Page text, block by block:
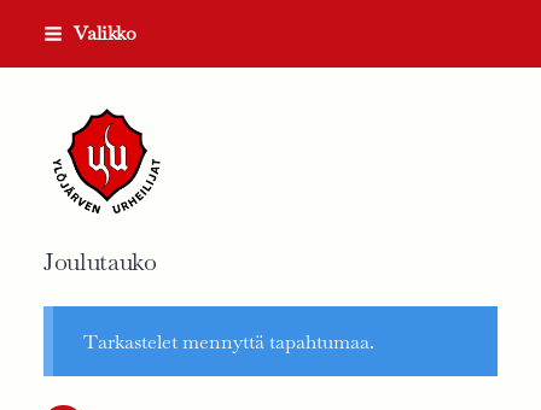
Siirry
sivun
sisältöön
Valikko
Ylöjärven Urheilijat ry
Joulutauko
Tarkastelet mennyttä tapahtumaa.